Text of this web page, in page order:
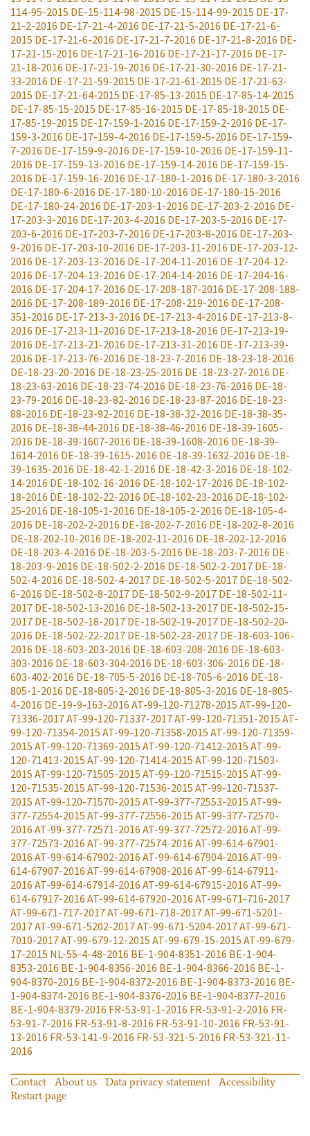
114-95-2015 DE-15-114-98-2015 DE-15-114-99-2015 DE-17-
21-2-2016 DE-17-21-4-2016 DE-17-21-5-2016 DE-17-21-6-
2015 DE-17-21-6-2016 DE-17-21-7-2016 DE-17-21-8-2016 DE-
17-21-15-2016 DE-17-21-16-2016 DE-17-21-17-2016 DE-17-
21-18-2016 DE-17-21-19-2016 DE-17-21-30-2016 DE-17-21-
33-2016 DE-17-21-59-2015 DE-17-21-61-2015 DE-17-21-63-
2015 DE-17-21-64-2015 DE-17-85-13-2015 DE-17-85-14-2015
DE-17-85-15-2015 DE-17-85-16-2015 DE-17-85-18-2015 DE-
17-85-19-2015 DE-17-159-1-2016 DE-17-159-2-2016 DE-17-
159-3-2016 DE-17-159-4-2016 DE-17-159-5-2016 DE-17-159-
7-2016 DE-17-159-9-2016 DE-17-159-10-2016 DE-17-159-11-
2016 DE-17-159-13-2016 DE-17-159-14-2016 DE-17-159-15-
2016 DE-17-159-16-2016 DE-17-180-1-2016 DE-17-180-3-2016
DE-17-180-6-2016 DE-17-180-10-2016 DE-17-180-15-2016
DE-17-180-24-2016 DE-17-203-1-2016 DE-17-203-2-2016 DE-
17-203-3-2016 DE-17-203-4-2016 DE-17-203-5-2016 DE-17-
203-6-2016 DE-17-203-7-2016 DE-17-203-8-2016 DE-17-203-
9-2016 DE-17-203-10-2016 DE-17-203-11-2016 DE-17-203-12-
2016 DE-17-203-13-2016 DE-17-204-11-2016 DE-17-204-12-
2016 DE-17-204-13-2016 DE-17-204-14-2016 DE-17-204-16-
2016 DE-17-204-17-2016 DE-17-208-187-2016 DE-17-208-188-
2016 DE-17-208-189-2016 DE-17-208-219-2016 DE-17-208-
351-2016 DE-17-213-3-2016 DE-17-213-4-2016 DE-17-213-8-
2016 DE-17-213-11-2016 DE-17-213-18-2016 DE-17-213-19-
2016 DE-17-213-21-2016 DE-17-213-31-2016 DE-17-213-39-
2016 DE-17-213-76-2016 DE-18-23-7-2016 DE-18-23-18-2016
DE-18-23-20-2016 DE-18-23-25-2016 DE-18-23-27-2016 DE-
18-23-63-2016 DE-18-23-74-2016 DE-18-23-76-2016 DE-18-
23-79-2016 DE-18-23-82-2016 DE-18-23-87-2016 DE-18-23-
88-2016 DE-18-23-92-2016 DE-18-38-32-2016 DE-18-38-35-
2016 DE-18-38-44-2016 DE-18-38-46-2016 DE-18-39-1605-
2016 DE-18-39-1607-2016 DE-18-39-1608-2016 DE-18-39-
1614-2016 DE-18-39-1615-2016 DE-18-39-1632-2016 DE-18-
39-1635-2016 DE-18-42-1-2016 DE-18-42-3-2016 DE-18-102-
14-2016 DE-18-102-16-2016 DE-18-102-17-2016 DE-18-102-
18-2016 DE-18-102-22-2016 DE-18-102-23-2016 DE-18-102-
25-2016 DE-18-105-1-2016 DE-18-105-2-2016 DE-18-105-4-
2016 DE-18-202-2-2016 DE-18-202-7-2016 DE-18-202-8-2016
DE-18-202-10-2016 DE-18-202-11-2016 DE-18-202-12-2016
DE-18-203-4-2016 DE-18-203-5-2016 DE-18-203-7-2016 DE-
18-203-9-2016 DE-18-502-2-2016 DE-18-502-2-2017 DE-18-
502-4-2016 DE-18-502-4-2017 DE-18-502-5-2017 DE-18-502-
6-2016 DE-18-502-8-2017 DE-18-502-9-2017 DE-18-502-11-
2017 DE-18-502-13-2016 DE-18-502-13-2017 DE-18-502-15-
2017 DE-18-502-18-2017 DE-18-502-19-2017 DE-18-502-20-
2016 DE-18-502-22-2017 DE-18-502-23-2017 DE-18-603-106-
2016 DE-18-603-203-2016 DE-18-603-208-2016 DE-18-603-
303-2016 DE-18-603-304-2016 DE-18-603-306-2016 DE-18-
603-402-2016 DE-18-705-5-2016 DE-18-705-6-2016 DE-18-
805-1-2016 DE-18-805-2-2016 DE-18-805-3-2016 DE-18-805-
4-2016 DE-19-9-163-2016 AT-99-120-71278-2015 AT-99-120-
71336-2017AT-99-120-71337-2017AT-99-120-71351-2015 AT-
99-120-71354-2015 AT-99-120-71358-2015 AT-99-120-71359-
2015 AT-99-120-71369-2015 AT-99-120-71412-2015 AT-99-
120-71413-2015 AT-99-120-71414-2015 AT-99-120-71503-
2015 AT-99-120-71505-2015 AT-99-120-71515-2015 AT-99-
120-71535-2015 AT-99-120-71536-2015 AT-99-120-71537-
2015 AT-99-120-71570-2015 AT-99-377-72553-2015 AT-99-
377-72554-2015 AT-99-377-72556-2015 AT-99-377-72570-
2016 AT-99-377-72571-2016 AT-99-377-72572-2016 AT-99-
377-72573-2016 AT-99-377-72574-2016 AT-99-614-67901-
2016 AT-99-614-67902-2016 AT-99-614-67904-2016 AT-99-
614-67907-2016 AT-99-614-67908-2016 AT-99-614-67911-
2016 AT-99-614-67914-2016 AT-99-614-67915-2016 AT-99-
614-67917-2016 AT-99-614-67920-2016 AT-99-671-716-2017
AT-99-671-717-2017AT-99-671-718-2017AT-99-671-5201-
2017AT-99-671-5202-2017AT-99-671-5204-2017AT-99-671-
7010-2017AT-99-679-12-2015 AT-99-679-15-2015 AT-99-679-
17-2015 NL-55-4-48-2016 BE-1-904-8351-2016 BE-1-904-
8353-2016 BE-1-904-8356-2016 BE-1-904-8366-2016 BE-1-
904-8370-2016 BE-1-904-8372-2016 BE-1-904-8373-2016 BE-
1-904-8374-2016 BE-1-904-8376-2016 BE-1-904-8377-2016
BE-1-904-8379-2016 FR-53-91-1-2016 FR-53-91-2-2016 FR-
53-91-7-2016 FR-53-91-8-2016 FR-53-91-10-2016 FR-53-91-
13-2016 FR-53-141-9-2016 FR-53-321-5-2016 FR-53-321-11-
2016
Contact About us Data privacy statement
Accessibility
Restart page